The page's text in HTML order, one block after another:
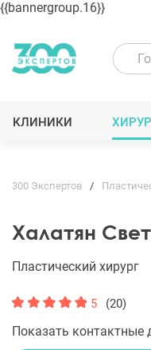
{{bannergroup.16}}
КЛИНИКИ
300 Экспертов
Халатян
Пластический хирург
5 (20)
Показать контактные